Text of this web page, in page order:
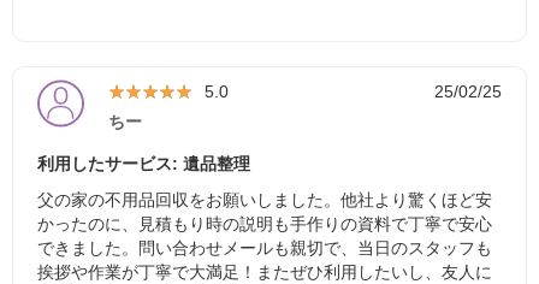
★★★★★
★★★★★ 5.0
25/02/25
ちー
利用したサービス: 遺品整理
父の家の不用品回収をお願いしました。他社より驚くほど安
かったのに、見積もり時の説明も手作りの資料で丁寧で安心
できました。問い合わせメールも親切で、当日のスタッフも
挨拶や作業が丁寧で大満足！またぜひ利用したいし、友人に